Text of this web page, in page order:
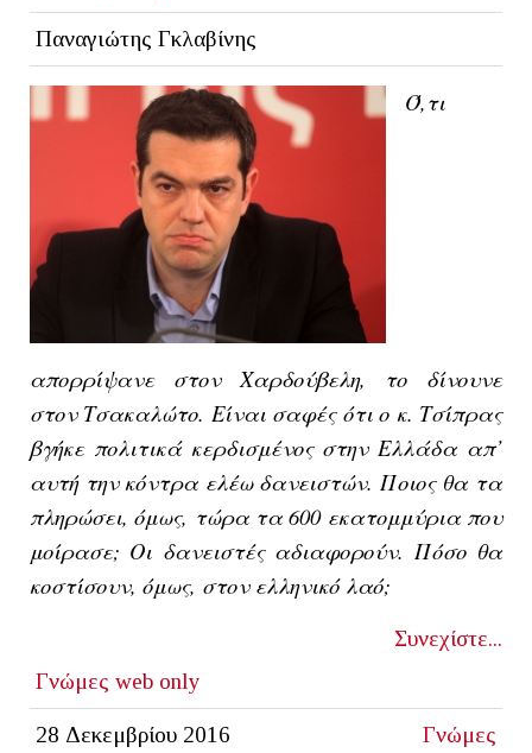
Παναγιώτης Γκλαβίνης
Ό,τι
απορρίψανε στον Χαρδούβελη, το δίνουνε
στον Τσακαλώτο. Είναι σαφές ότι ο κ. Τσίπρας
βγήκε πολιτικά κερδισμένος στην Ελλάδα απ’
αυτή την κόντρα ελέω δανειστών. Ποιος θα τα
πληρώσει, όμως, τώρα τα 600 εκατομμύρια που
μοίρασε; Οι δανειστές αδιαφορούν. Πόσο θα
κοστίσουν, όμως, στον ελληνικό λαό;
Συνεχίστε...
Γνώμες web only
28 Δεκεμβρίου 2016 Γνώμες